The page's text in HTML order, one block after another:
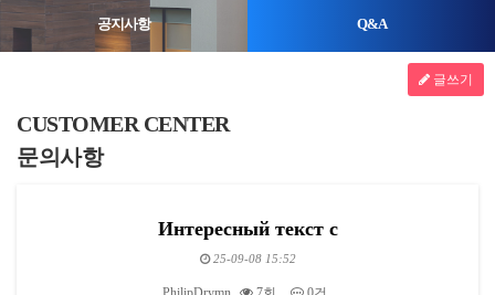
공지사항 Q&A
CUSTOMER CENTER
문의사항
글쓰기
Интересный текст с
25-09-08 15:52